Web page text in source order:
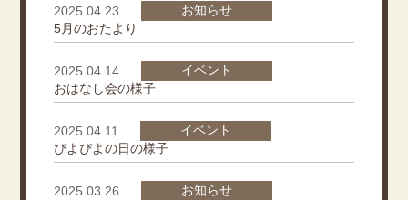
2025.04.23
お知らせ
5月のおたより
2025.04.14
イベント
おはなし会の様子
2025.04.11
イベント
ぴよぴよの日の様子
2025.03.26
お知らせ